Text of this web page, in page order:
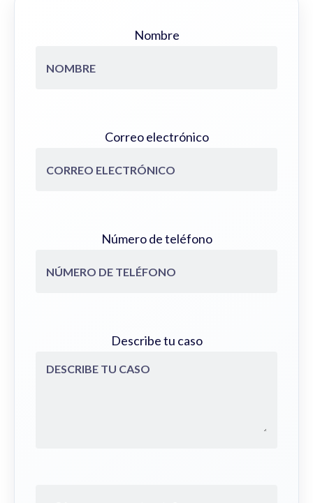
Nombre
Correo electrónico
Número de teléfono
Describe tu caso